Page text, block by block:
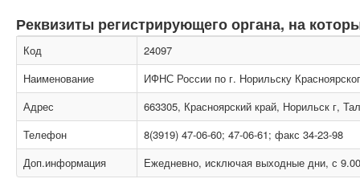
Реквизиты регистрирующего органа, на
Код
24097
Наименование
ИФНС России по г. Норильску
Адрес
663305, Красноярский край, Норильск г,
Телефон
8(3919) 47-06-60; 47-06-61; факс 34-23-98
Доп.информация
Ежедневно, исключая выходные дни, с